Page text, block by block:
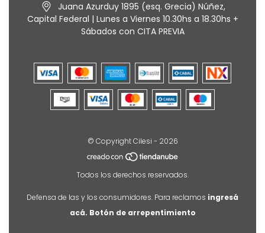
Juana Azurduy 1895 (esq. Grecia) Núñez,
Capital Federal | Lunes a Viernes 10.30hs a 18.30hs +
Sábados con CITA PREVIA
© Copyright Cilesi - 2026
Todos los derechos reservados.
Defensa de las y los consumidores. Para reclamos ingresá
acá. Botón de arrepentimiento